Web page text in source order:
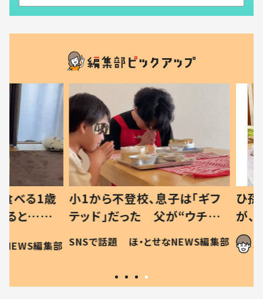
る1歳
…母
現行
編集部
小1から不登校、息子は「ギフ
テッド」だった 父が“ウチ給
食”を作り続ける理由とは #令
和の親 #令和の子
SNSで話題 ほ・とせなNEWS編集部
ひ孫に
が、抱
に「涙
方ない」